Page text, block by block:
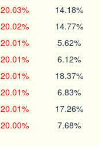
20.03% 14.18%
20.02% 14.77%
20.01% 5.62%
20.01% 6.12%
20.01% 18.37%
20.01% 6.83%
20.01% 17.26%
20.00% 7.68%